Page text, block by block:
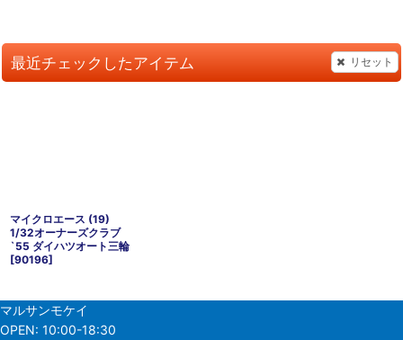
最近チェックしたアイテム リセット
マイクロエース (19)
1/32オーナーズクラブ
`55 ダイハツオート三輪
[90196]
マルサンモケイ
OPEN: 10:00-18:30